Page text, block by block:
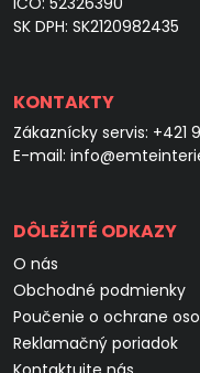
SK DPH: SK2120982435
KONTAKTY
Zákaznícky servis: +421
E-mail:
DÔLEŽITÉ ODKAZY
O nás
Obchodné podmienky
Poučenie o ochrane
Reklamačný poriadok